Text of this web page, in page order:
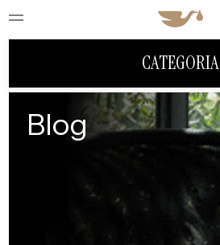
CATEGORIA
Blog